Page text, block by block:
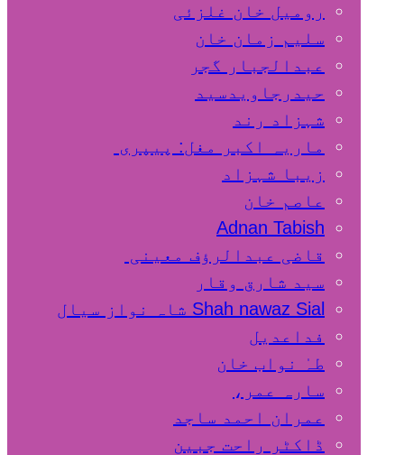
رومیل خان غلزئی
سلیم زمان خان
عبدالجبار گجر
حیدرجاویدسید
شہزاد رند
ماریہ اکبر مغل: پیپری
زیبا شہزاد
عاصم خان
Adnan Tabish
قاضی عبدالرؤف معینی
سید شارق وقار
Shah nawaz Sial شاہ نواز سیال
فداعدیل
طہٰ نواب خان
سارہ عمر،
عمران احمد ساجد
ڈاکٹر راحت جبین